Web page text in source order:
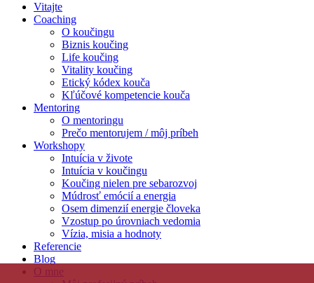
Vitajte
Coaching
O koučingu
Biznis koučing
Life koučing
Vitality koučing
Etický kódex kouča
Kľúčové kompetencie kouča
Mentoring
O mentoringu
Prečo mentorujem / môj príbeh
Workshopy
Intuícia v živote
Intuícia v koučingu
Koučing nielen pre sebarozvoj
Múdrosť emócií a energia
Osem dimenzií energie človeka
Vzostup po úrovniach vedomia
Vízia, misia a hodnoty
Referencie
Blog
O mne